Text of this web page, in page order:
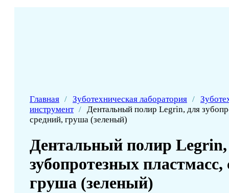
Главная / Зуботехническая лаборатория /
инструмент / Дентальный полир Legrin, для
средний, груша (зеленый)
Дентальный полир
зубопротезных пластмасс,
груша (зеленый)